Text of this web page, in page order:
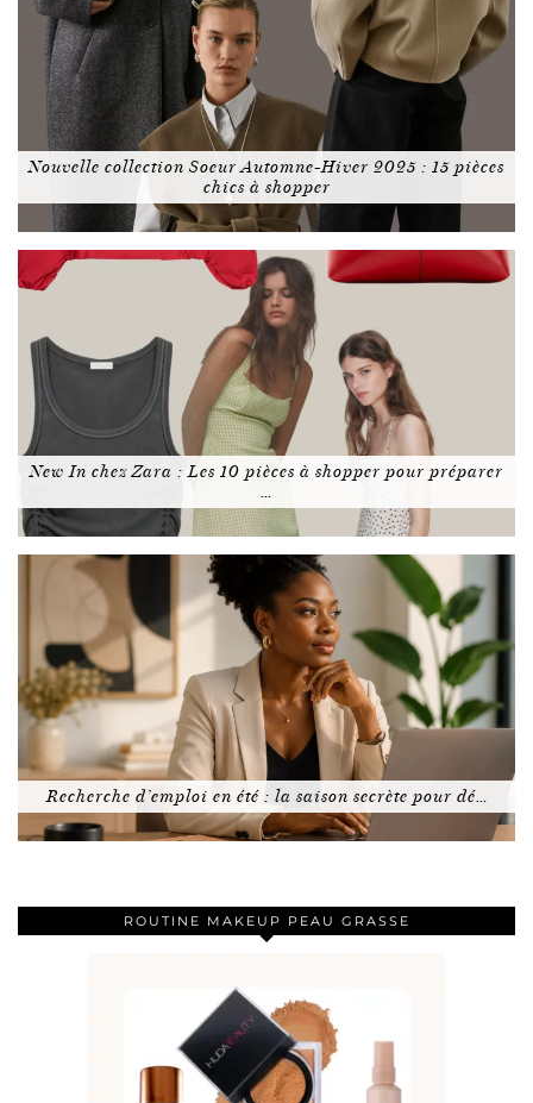
Nouvelle collection Soeur Automne-Hiver 2025 : 15 pièces
chics à shopper
New In chez Zara : Les 10 pièces à shopper pour préparer
…
Recherche d’emploi en été : la saison secrète pour dé…
ROUTINE MAKEUP PEAU GRASSE